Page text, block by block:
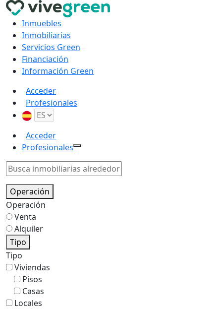
Inmuebles
Inmobiliarias
Servicios Green
Financiación
Información Green
Acceder
Profesionales
Acceder
Profesionales
Operación
Operación
Venta
Alquiler
Tipo
Tipo
Viviendas
Pisos
Casas
Locales